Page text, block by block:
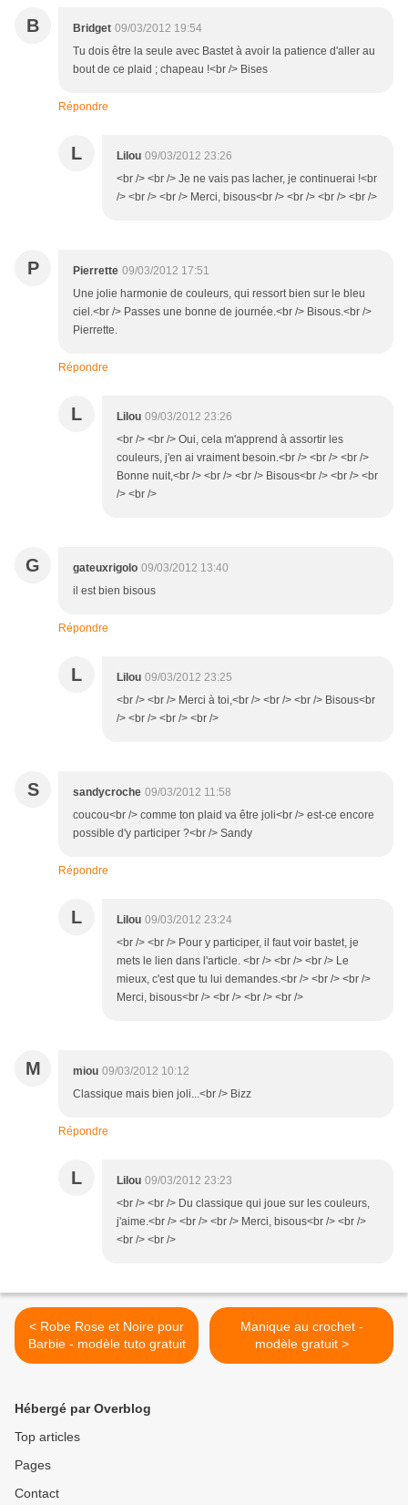
B Bridget 09/03/2012 19:54
Tu dois être la seule avec Bastet à avoir la patience d'aller au
bout de ce plaid ; chapeau !<br /> Bises
Répondre
L Lilou 09/03/2012 23:26
<br /> <br /> Je ne vais pas lacher, je continuerai !<br
/> <br /> <br /> Merci, bisous<br /> <br /> <br /> <br />
P Pierrette 09/03/2012 17:51
Une jolie harmonie de couleurs, qui ressort bien sur le bleu
ciel.<br /> Passes une bonne de journée.<br /> Bisous.<br />
Pierrette.
Répondre
L Lilou 09/03/2012 23:26
<br /> <br /> Oui, cela m'apprend à assortir les
couleurs, j'en ai vraiment besoin.<br /> <br /> <br />
Bonne nuit,<br /> <br /> <br /> Bisous<br /> <br /> <br
/> <br />
G gateuxrigolo 09/03/2012 13:40
il est bien bisous
Répondre
L Lilou 09/03/2012 23:25
<br /> <br /> Merci à toi,<br /> <br /> <br /> Bisous<br
/> <br /> <br /> <br />
S sandycroche 09/03/2012 11:58
coucou<br /> comme ton plaid va être joli<br /> est-ce encore
possible d'y participer ?<br /> Sandy
Répondre
L Lilou 09/03/2012 23:24
<br /> <br /> Pour y participer, il faut voir bastet, je
mets le lien dans l'article. <br /> <br /> <br /> Le
mieux, c'est que tu lui demandes.<br /> <br /> <br />
Merci, bisous<br /> <br /> <br /> <br />
M miou 09/03/2012 10:12
Classique mais bien joli...<br /> Bizz
Répondre
L Lilou 09/03/2012 23:23
<br /> <br /> Du classique qui joue sur les couleurs,
j'aime.<br /> <br /> <br /> Merci, bisous<br /> <br />
<br /> <br />
< Robe Rose et Noire pour
Barbie - modèle tuto gratuit
Manique au crochet -
modèle gratuit >
Hébergé par Overblog
Top articles
Pages
Contact